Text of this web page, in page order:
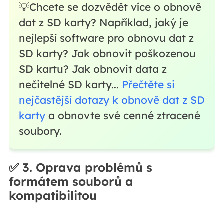
💡Chcete se dozvědět více o obnově
dat z SD karty? Například, jaký je
nejlepší software pro obnovu dat z
SD karty? Jak obnovit poškozenou
SD kartu? Jak obnovit data z
nečitelné SD karty... Přečtěte si
nejčastější dotazy k obnově dat z SD
kartya obnovte své cenné ztracené
soubory.
✅ 3. Oprava problémů s
formátem souborů a
kompatibilitou